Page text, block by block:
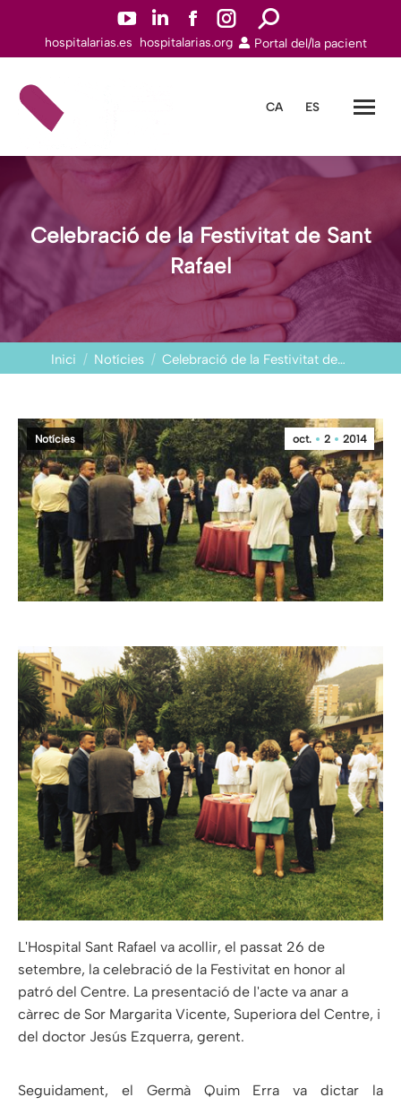
YouTube
page
window
Linkedin
page
window
Facebook
page
window
Instagram
page
window
Search:
hospitalarias.es hospitalarias.org Portal del/la pacient
CA ES
Celebració de la Festivitat de Sant
Rafael
You are here:
Inici Notícies Celebració de la Festivitat de…
oct. 2 2014
Notícies
L'Hospital Sant Rafael va acollir, el passat 26 de
setembre, la celebració de la Festivitat en honor al
patró del Centre. La presentació de l'acte va anar a
càrrec de Sor Margarita Vicente, Superiora del Centre, i
del doctor Jesús Ezquerra, gerent.
Seguidament, el Germà Quim Erra va dictar la